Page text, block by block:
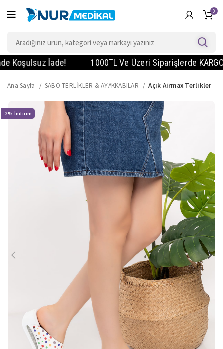
0
İade! 1000TL Ve Üzeri Siparişlerde KARGO
Ana Sayfa SABO TERLİKLER & AYAKKABILAR Açık Airmax Terlikler
-2%